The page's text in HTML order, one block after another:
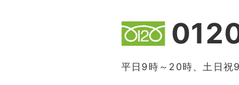
平日9時～20時、土日祝